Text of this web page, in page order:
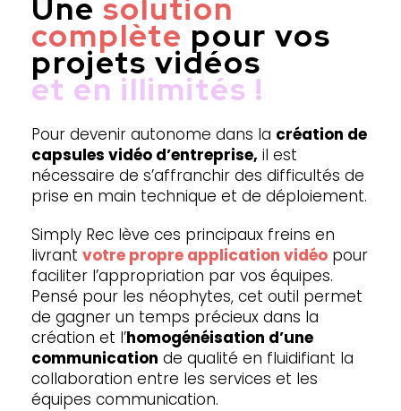
Une solution
complète pour vos
projets vidéos
et en illimit
Pour devenir autonome dans la création de
capsules vidéo d’entreprise, il est
nécessaire de s’affranchir des difficultés de
prise en main technique et de déploiement.
Simply Rec lève ces principaux freins en
livrant votre propre application vidéo pour
faciliter l’appropriation par vos équipes.
Pensé pour les néophytes, cet outil permet
de gagner un temps précieux dans la
création et l’homogénéisation d’une
communication de qualité en fluidifiant la
collaboration entre les services et les
équipes communication.